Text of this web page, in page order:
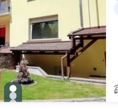
gallery.slide_selector
Zu Slide 1 wechseln
Zu Slide 2 wechseln